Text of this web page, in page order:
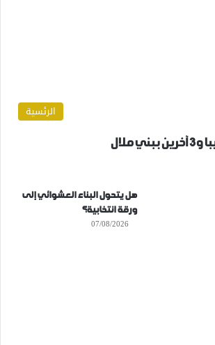
الرئسية
ملال
هل يتحول البناء العشوائي إلى
ورقة انتخابية؟
07/08/2026